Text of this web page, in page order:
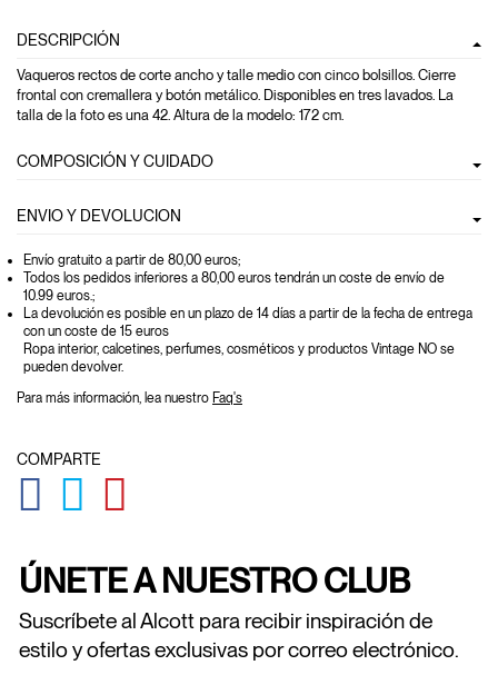
DESCRIPCIÓN
Vaqueros rectos de corte ancho y talle medio con cinco bolsillos. Cierre
frontal con cremallera y botón metálico. Disponibles en tres lavados. La
talla de la foto es una 42. Altura de la modelo: 172 cm.
COMPOSICIÓN Y CUIDADO
ENVIO Y DEVOLUCION
Envío gratuito a partir de 80,00 euros;
Todos los pedidos inferiores a 80,00 euros tendrán un coste de envío de
10.99 euros.;
La devolución es posible en un plazo de 14 días a partir de la fecha de entrega
con un coste de 15 euros
Ropa interior, calcetines, perfumes, cosméticos y productos Vintage NO se
pueden devolver.
Para más información, lea nuestro Faq's
COMPARTE
GLOBAL.SOCIALSHARE.FACEBOOK
GLOBAL.SOCIALSHARE.TWITTER
ÚNETE A NUESTRO CLUB
Suscríbete al Alcott para recibir inspiración de
estilo y ofertas exclusivas por correo electrónico.